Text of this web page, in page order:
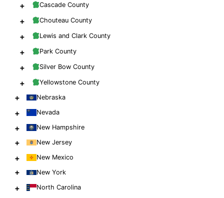
+ Cascade County
+ Chouteau County
+ Lewis and Clark County
+ Park County
+ Silver Bow County
+ Yellowstone County
+ Nebraska
+ Nevada
+ New Hampshire
+ New Jersey
+ New Mexico
+ New York
+ North Carolina